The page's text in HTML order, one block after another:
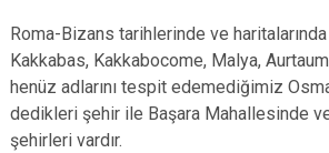
Roma-Bizans tarihlerinde ve haritalarında
Kakkabas, Kakkabocome, Malya,
henüz adlarını tespit edemediğimiz
dedikleri şehir ile Başara Mahallesinde
şehirleri vardır.